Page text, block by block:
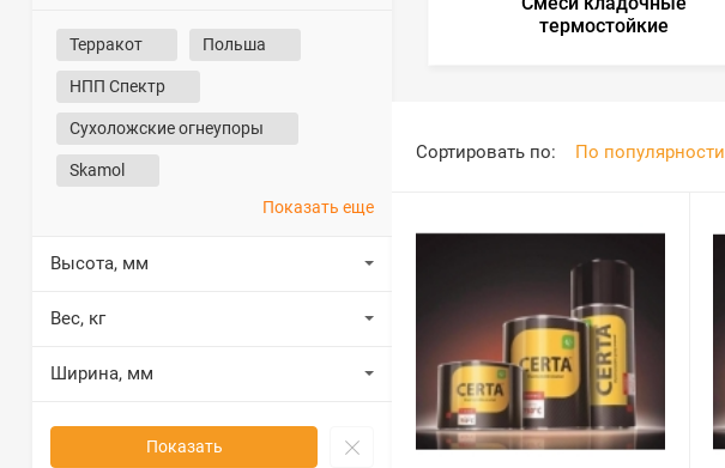
Терракот Польша
НПП Спектр
Сухоложские огнеупоры
Skamol
Показать еще
Высота, мм
Вес, кг
Ширина, мм
Показать
термостойкие
Сортировать по: По популярности